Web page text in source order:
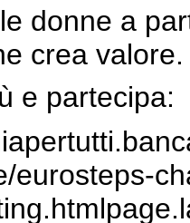
donne a
crea valore.
e partecipa:
eurosteps-